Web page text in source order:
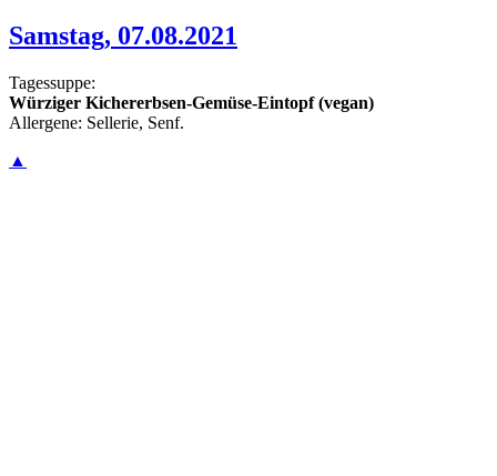
Samstag, 07.08.2021
Tagessuppe:
Würziger Kichererbsen-Gemüse-Eintopf (vegan)
Allergene: Sellerie, Senf.
▲